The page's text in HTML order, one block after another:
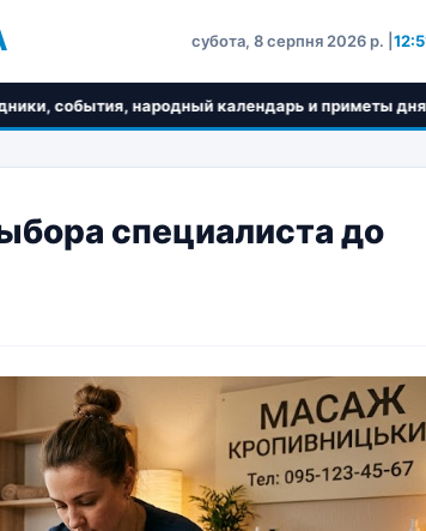
субота, 8 серпня 2026 р. |
календарь и приметы дня Для
специалиста до